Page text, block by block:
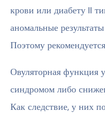
крови или диабету II
аномальные
Поэтому
Овуляторная функция
синдромом либо
Как следствие, у них